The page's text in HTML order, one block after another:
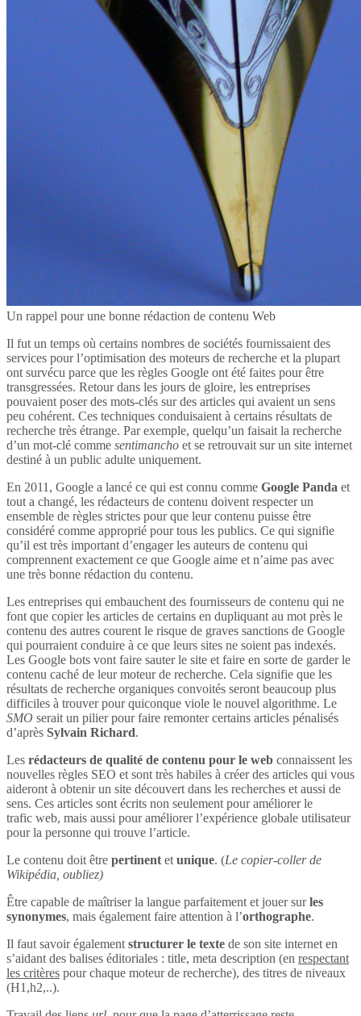
Un rappel pour une bonne rédaction de contenu Web
Il fut un temps où certains nombres de sociétés fournissaient des
services pour l’optimisation des moteurs de recherche et la plupart
ont survécu parce que les règles Google ont été faites pour être
transgressées. Retour dans les jours de gloire, les entreprises
pouvaient poser des mots-clés sur des articles qui avaient un sens
peu cohérent. Ces techniques conduisaient à certains résultats de
recherche très étrange. Par exemple, quelqu’un faisait la recherche
d’un mot-clé comme sentimancho et se retrouvait sur un site internet
destiné à un public adulte uniquement.
En 2011, Google a lancé ce qui est connu comme Google Panda et
tout a changé, les rédacteurs de contenu doivent respecter un
ensemble de règles strictes pour que leur contenu puisse être
considéré comme approprié pour tous les publics. Ce qui signifie
qu’il est très important d’engager les auteurs de contenu qui
comprennent exactement ce que Google aime et n’aime pas avec
une très bonne rédaction du contenu.
Les entreprises qui embauchent des fournisseurs de contenu qui ne
font que copier les articles de certains en dupliquant au mot près le
contenu des autres courent le risque de graves sanctions de Google
qui pourraient conduire à ce que leurs sites ne soient pas indexés.
Les Google bots vont faire sauter le site et faire en sorte de garder le
contenu caché de leur moteur de recherche. Cela signifie que les
résultats de recherche organiques convoités seront beaucoup plus
difficiles à trouver pour quiconque viole le nouvel algorithme. Le
SMO serait un pilier pour faire remonter certains articles pénalisés
d’après Sylvain Richard.
Les rédacteurs de qualité de contenu pour le web connaissent les
nouvelles règles SEO et sont très habiles à créer des articles qui vous
aideront à obtenir un site découvert dans les recherches et aussi de
sens. Ces articles sont écrits non seulement pour améliorer le
trafic web, mais aussi pour améliorer l’expérience globale utilisateur
pour la personne qui trouve l’article.
Le contenu doit être pertinent et unique. (Le copier-coller de
Wikipédia, oubliez)
Être capable de maîtriser la langue parfaitement et jouer surles
synonymes, mais également faire attention à l’orthographe.
Il faut savoir également structurer le texte de son site internet en
s’aidant des balises éditoriales : title, meta description (en respectant
les critères pour chaque moteur de recherche), des titres de niveaux
(H1,h2,..).